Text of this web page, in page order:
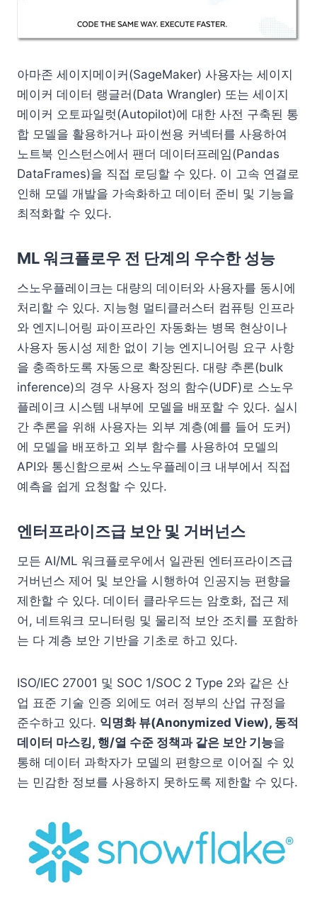
아마존 세이지메이커(SageMaker) 사용자는 세이지
메이커 데이터 랭글러(Data Wrangler) 또는 세이지
메이커 오토파일럿(Autopilot)에 대한 사전 구축된 통
합 모델을 활용하거나 파이썬용 커넥터를 사용하여
노트북 인스턴스에서 팬더 데이터프레임(Pandas
DataFrames)을 직접 로딩할 수 있다. 이 고속 연결로
인해 모델 개발을 가속화하고 데이터 준비 및 기능을
최적화할 수 있다.
ML 워크플로우 전 단계의 우수한 성능
스노우플레이크는 대량의 데이터와 사용자를 동시에
처리할 수 있다. 지능형 멀티클러스터 컴퓨팅 인프라
와 엔지니어링 파이프라인 자동화는 병목 현상이나
사용자 동시성 제한 없이 기능 엔지니어링 요구 사항
을 충족하도록 자동으로 확장된다. 대량 추론(bulk
inference)의 경우 사용자 정의 함수(UDF)로 스노우
플레이크 시스템 내부에 모델을 배포할 수 있다. 실시
간 추론을 위해 사용자는 외부 계층(예를 들어 도커)
에 모델을 배포하고 외부 함수를 사용하여 모델의
API와 통신함으로써 스노우플레이크 내부에서 직접
예측을 쉽게 요청할 수 있다.
엔터프라이즈급 보안 및 거버넌스
모든 AI/ML 워크플로우에서 일관된 엔터프라이즈급
거버넌스 제어 및 보안을 시행하여 인공지능 편향을
제한할 수 있다. 데이터 클라우드는 암호화, 접근 제
어, 네트워크 모니터링 및 물리적 보안 조치를 포함하
는 다 계층 보안 기반을 기초로 하고 있다.
ISO/IEC 27001 및 SOC 1/SOC 2 Type 2와 같은 산
업 표준 기술 인증 외에도 여러 정부의 산업 규정을
준수하고 있다. 익명화 뷰(Anonymized View), 동적
데이터 마스킹, 행/열 수준 정책과 같은 보안 기능을
통해 데이터 과학자가 모델의 편향으로 이어질 수 있
는 민감한 정보를 사용하지 못하도록 제한할 수 있다.